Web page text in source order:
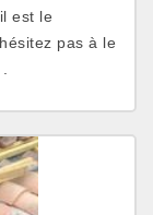
est le
pas à le